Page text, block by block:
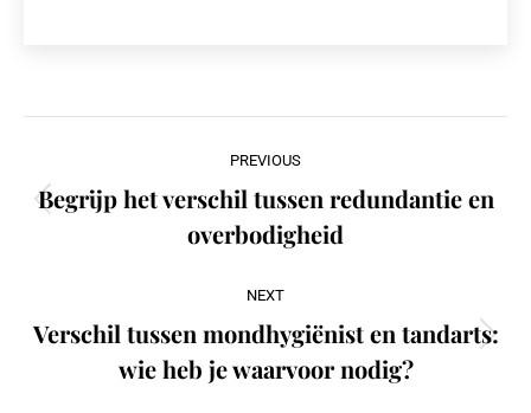
navigation
PREVIOUS
Previous
post:
Begrijp het verschil tussen redundantie en
overbodigheid
NEXT
Next
post:
Verschil tussen mondhygiënist en tandarts:
wie heb je waarvoor nodig?